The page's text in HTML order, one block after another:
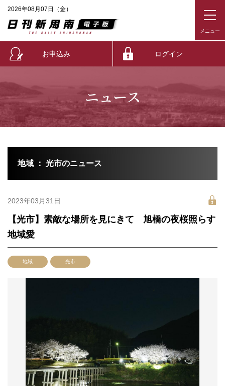
2026年08月07日（金）
お申込み ログイン
ニュース
地域 ： 光市のニュース
2023年03月31日
【光市】素敵な場所を見にきて 旭橋の夜桜照らす
地域愛
地域 光市